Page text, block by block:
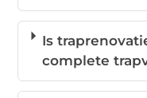
Is
complete